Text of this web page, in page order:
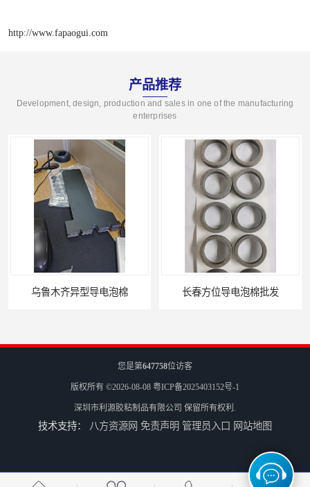
http://www.fapaogui.com
产品推荐
Development, design, production and sales in one of the manufacturing
enterprises
长春方位导电泡棉批发
银川亮面液态发泡硅胶垫片定制
您是第647758位访客
版权所有 ©2026-08-08 粤ICP备2025403152号-1
深圳市利源胶粘制品有限公司 保留所有权利.
技术支持： 八方资源网 免责声明 管理员入口 网站地图